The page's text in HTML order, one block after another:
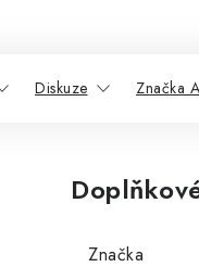
Diskuze Značka
Značka